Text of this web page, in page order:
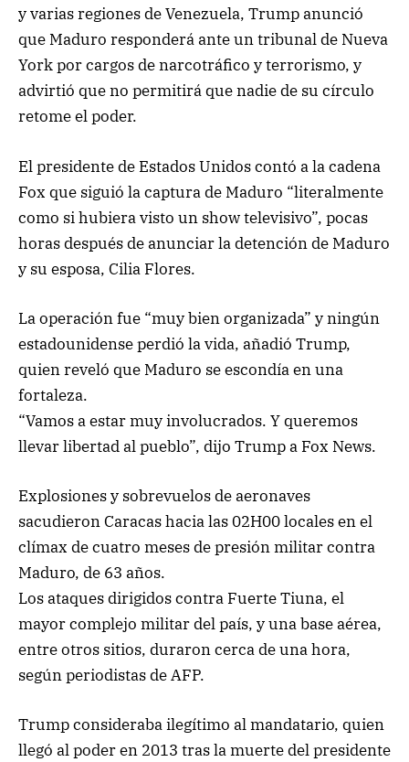
y varias regiones de Venezuela, Trump anunció
que Maduro responderá ante un tribunal de Nueva
York por cargos de narcotráfico y terrorismo, y
advirtió que no permitirá que nadie de su círculo
retome el poder.
El presidente de Estados Unidos contó a la cadena
Fox que siguió la captura de Maduro “literalmente
como si hubiera visto un show televisivo”, pocas
horas después de anunciar la detención de Maduro
y su esposa, Cilia Flores.
La operación fue “muy bien organizada” y ningún
estadounidense perdió la vida, añadió Trump,
quien reveló que Maduro se escondía en una
fortaleza.
“Vamos a estar muy involucrados. Y queremos
llevar libertad al pueblo”, dijo Trump a Fox News.
Explosiones y sobrevuelos de aeronaves
sacudieron Caracas hacia las 02H00 locales en el
clímax de cuatro meses de presión militar contra
Maduro, de 63 años.
Los ataques dirigidos contra Fuerte Tiuna, el
mayor complejo militar del país, y una base aérea,
entre otros sitios, duraron cerca de una hora,
según periodistas de AFP.
Trump consideraba ilegítimo al mandatario, quien
llegó al poder en 2013 tras la muerte del presidente